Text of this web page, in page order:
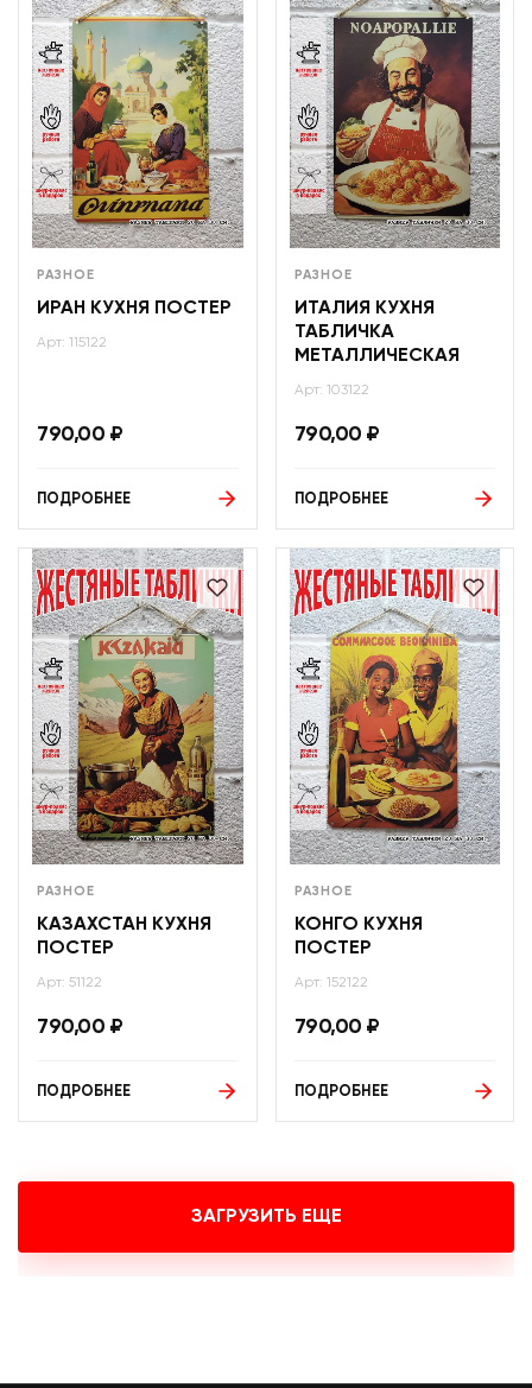
РАЗНОЕ
ИРАН КУХНЯ ПОСТЕР
Арт: 115122
790,00 ₽
ПОДРОБНЕЕ
РАЗНОЕ
ИТАЛИЯ КУХНЯ
ТАБЛИЧКА
МЕТАЛЛИЧЕСКАЯ
Арт: 103122
790,00 ₽
ПОДРОБНЕЕ
РАЗНОЕ
КАЗАХСТАН КУХНЯ
ПОСТЕР
Арт: 51122
790,00 ₽
ПОДРОБНЕЕ
РАЗНОЕ
КОНГО КУХНЯ
ПОСТЕР
Арт: 152122
790,00 ₽
ПОДРОБНЕЕ
ЗАГРУЗИТЬ ЕЩЕ